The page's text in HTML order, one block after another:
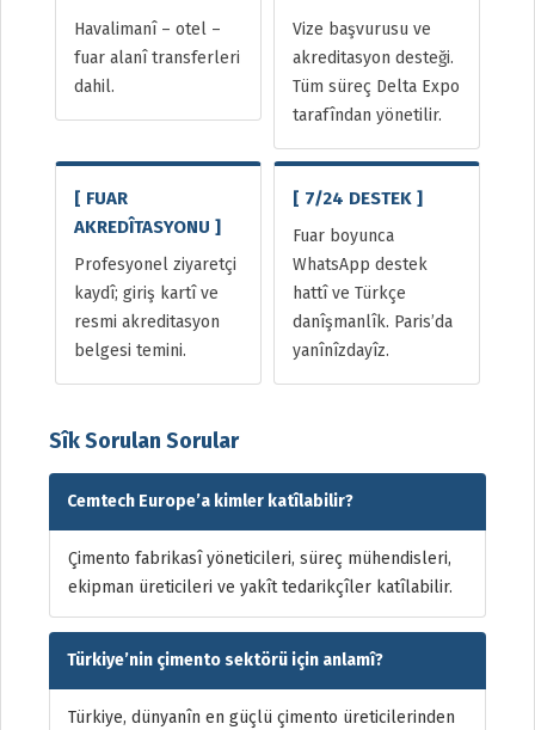
Havalimanî – otel –
fuar alanî transferleri
dahil.
Vize başvurusu ve
akreditasyon desteği.
Tüm süreç Delta Expo
tarafîndan yönetilir.
[ FUAR
AKREDÎTASYONU ]
Profesyonel ziyaretçi
kaydî; giriş kartî ve
resmi akreditasyon
belgesi temini.
[ 7/24 DESTEK ]
Fuar boyunca
WhatsApp destek
hattî ve Türkçe
danîşmanlîk. Paris’da
yanînîzdayîz.
Sîk Sorulan Sorular
Cemtech Europe’a kimler katîlabilir?
Çimento fabrikasî yöneticileri, süreç mühendisleri,
ekipman üreticileri ve yakît tedarikçîler katîlabilir.
Türkiye’nin çimento sektörü için anlamî?
Türkiye, dünyanîn en güçlü çimento üreticilerinden